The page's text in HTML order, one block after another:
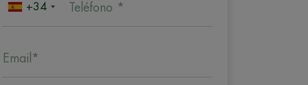
+34 Teléfono *
Email*